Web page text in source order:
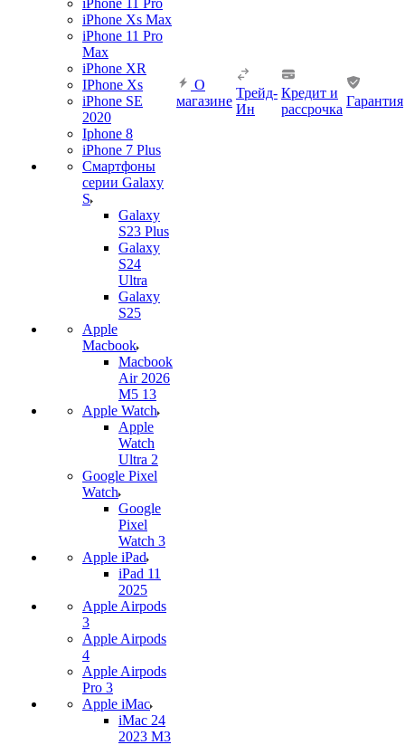
iPhone 11 Pro
iPhone Xs Max
iPhone 11 Pro
Max
iPhone XR
IPhone Xs
iPhone SE
2020
Iphone 8
iPhone 7 Plus
Смартфоны
серии Galaxy
S
Galaxy
S23 Plus
Galaxy
S24
Ultra
Galaxy
S25
Apple
Macbook
Macbook
Air 2026
M5 13
Apple Watch
Apple
Watch
Ultra 2
Google Pixel
Watch
Google
Pixel
Watch 3
Apple iPad
iPad 11
2025
Apple Airpods
3
Apple Airpods
4
Apple Airpods
Pro 3
Apple iMac
iMac 24
2023 M3
О
магазине
Трейд-
Ин
Кредит и
рассрочка
Гарантия